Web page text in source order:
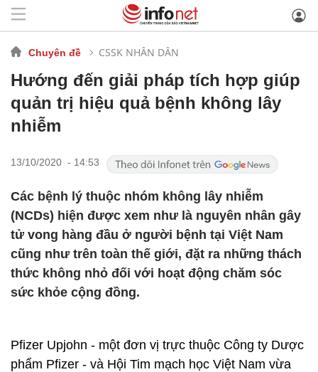
Chuyên đề CSSK NHÂN DÂN
Hướng đến giải pháp tích hợp giúp
quản trị hiệu quả bệnh không lây
nhiễm
13/10/2020 - 14:53
Các bệnh lý thuộc nhóm không lây nhiễm
(NCDs) hiện được xem như là nguyên nhân gây
tử vong hàng đầu ở người bệnh tại Việt Nam
cũng như trên toàn thế giới, đặt ra những thách
thức không nhỏ đối với hoạt động chăm sóc
sức khỏe cộng đồng.
Pfizer Upjohn - một đơn vị trực thuộc Công ty Dược
phẩm Pfizer - và Hội Tim mạch học Việt Nam vừa